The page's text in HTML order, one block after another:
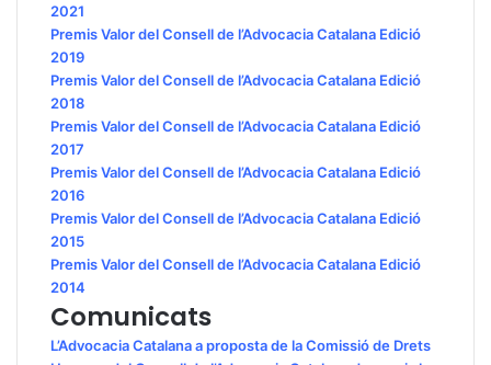
2021
Premis Valor del Consell de l’Advocacia Catalana Edició
2019
Premis Valor del Consell de l’Advocacia Catalana Edició
2018
Premis Valor del Consell de l’Advocacia Catalana Edició
2017
Premis Valor del Consell de l’Advocacia Catalana Edició
2016
Premis Valor del Consell de l’Advocacia Catalana Edició
2015
Premis Valor del Consell de l’Advocacia Catalana Edició
2014
Comunicats
L’Advocacia Catalana a proposta de la Comissió de Drets